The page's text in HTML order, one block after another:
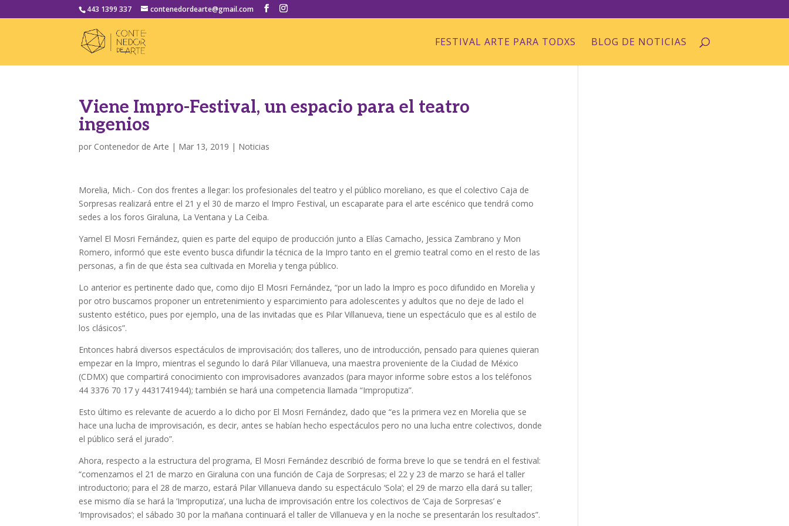
443 1399 337 contenedordearte@gmail.com
FESTIVAL ARTE PARA TODXS BLOG DE NOTICIAS
Viene Impro-Festival, un espacio para el teatro
ingenios
por Contenedor de Arte | Mar 13, 2019 | Noticias
Morelia, Mich.- Con dos frentes a llegar: los profesionales del teatro y el público moreliano, es que el colectivo Caja de
Sorpresas realizará entre el 21 y el 30 de marzo el Impro Festival, un escaparate para el arte escénico que tendrá como
sedes a los foros Giraluna, La Ventana y La Ceiba.
Yamel El Mosri Fernández, quien es parte del equipo de producción junto a Elías Camacho, Jessica Zambrano y Mon
Romero, informó que este evento busca difundir la técnica de la Impro tanto en el gremio teatral como en el resto de las
personas, a fin de que ésta sea cultivada en Morelia y tenga público.
Lo anterior es pertinente dado que, como dijo El Mosri Fernández, “por un lado la Impro es poco difundido en Morelia y
por otro buscamos proponer un entretenimiento y esparcimiento para adolescentes y adultos que no deje de lado el
sustento estético, pues por ejemplo, una de las invitadas que es Pilar Villanueva, tiene un espectáculo que es al estilo de
los clásicos”.
Entonces habrá diversos espectáculos de improvisación; dos talleres, uno de introducción, pensado para quienes quieran
empezar en la Impro, mientras el segundo lo dará Pilar Villanueva, una maestra proveniente de la Ciudad de México
(CDMX) que compartirá conocimiento con improvisadores avanzados (para mayor informe sobre estos a los teléfonos
44 3376 70 17 y 4431741944); también se hará una competencia llamada “Improputiza”.
Esto último es relevante de acuerdo a lo dicho por El Mosri Fernández, dado que “es la primera vez en Morelia que se
hace una lucha de improvisación, es decir, antes se habían hecho espectáculos pero no una lucha entre colectivos, donde
el público será el jurado”.
Ahora, respecto a la estructura del programa, El Mosri Fernández describió de forma breve lo que se tendrá en el festival:
“comenzamos el 21 de marzo en Giraluna con una función de Caja de Sorpresas; el 22 y 23 de marzo se hará el taller
introductorio; para el 28 de marzo, estará Pilar Villanueva dando su espectáculo ‘Sola’; el 29 de marzo ella dará su taller;
ese mismo día se hará la ‘Improputiza’, una lucha de improvisación entre los colectivos de ‘Caja de Sorpresas’ e
‘Improvisados’; el sábado 30 por la mañana continuará el taller de Villanueva y en la noche se presentarán los resultados”.